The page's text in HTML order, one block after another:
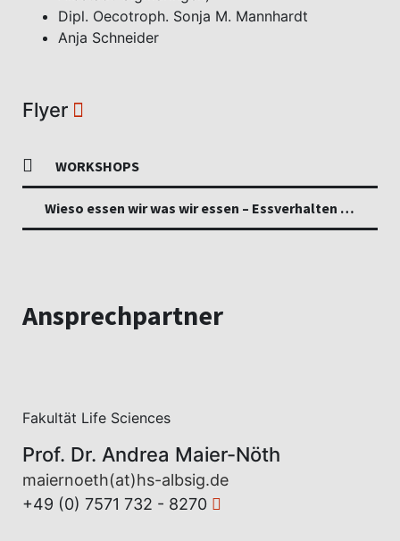
Dipl. Oecotroph. Sonja M. Mannhardt
Anja Schneider
Flyer
WORKSHOPS
Wieso essen wir was wir essen – Essverhalten tiefgründig verstehen
Ansprechpartner
Fakultät Life Sciences
Prof. Dr. Andrea Maier-Nöth
maiernoeth(at)hs-albsig.de
+49 (0) 7571 732 - 8270